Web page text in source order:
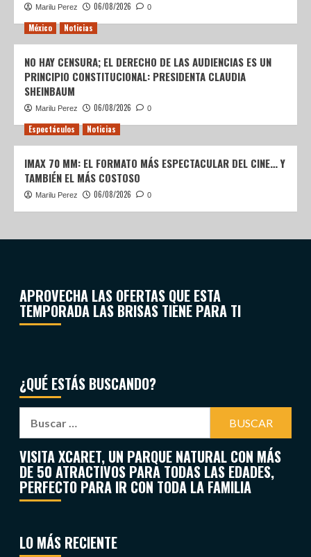
Marilu Perez 06/08/2026 0
México Noticias
NO HAY CENSURA; EL DERECHO DE LAS AUDIENCIAS ES UN
PRINCIPIO CONSTITUCIONAL: PRESIDENTA CLAUDIA
SHEINBAUM
Marilu Perez 06/08/2026 0
Espectáculos Noticias
IMAX 70 MM: EL FORMATO MÁS ESPECTACULAR DEL CINE… Y
TAMBIÉN EL MÁS COSTOSO
Marilu Perez 06/08/2026 0
APROVECHA LAS OFERTAS QUE ESTA
TEMPORADA LAS BRISAS TIENE PARA TI
¿QUÉ ESTÁS BUSCANDO?
VISITA XCARET, UN PARQUE NATURAL CON MÁS
DE 50 ATRACTIVOS PARA TODAS LAS EDADES,
PERFECTO PARA IR CON TODA LA FAMILIA
LO MÁS RECIENTE